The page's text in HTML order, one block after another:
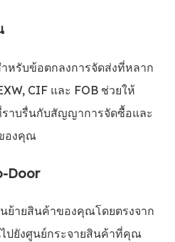
รับข้อตกลงการจัดส่งที่หลาก
CIF และ FOB ช่วยให้
าบรื่นกับสัญญาการจัดซื้อและ
องคุณ
Door
ย้ายสินค้าของคุณโดยตรงจาก
ปยังศูนย์กระจายสินค้าที่คุณ